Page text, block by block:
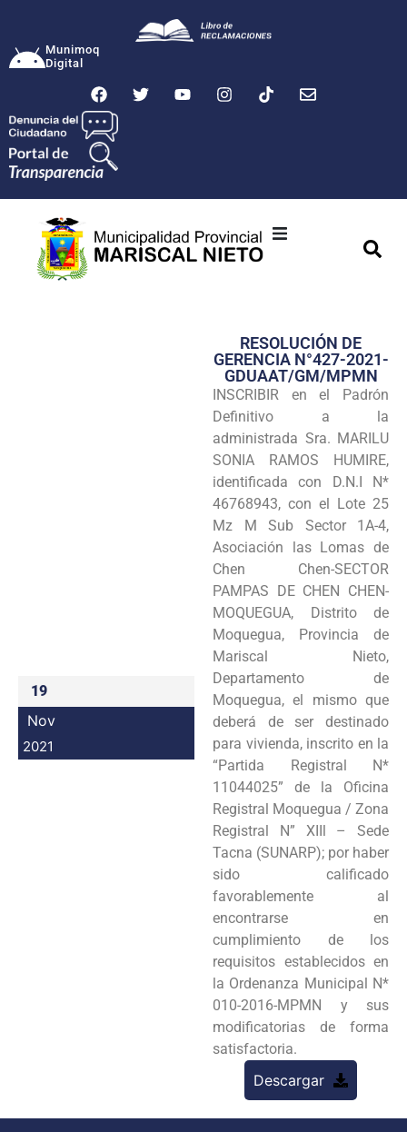
Munimoq
Digital
Transparencia
Seguridad
Programas
Intranet
19
Nov
2021
RESOLUCIÓN DE
GERENCIA N°427-2021-
GDUAAT/GM/MPMN
INSCRIBIR en el Padrón
Definitivo a la
administrada Sra. MARILU
SONIA RAMOS HUMIRE,
identificada con D.N.I N*
46768943, con el Lote 25
Mz M Sub Sector 1A-4,
Asociación las Lomas de
Chen Chen-SECTOR
PAMPAS DE CHEN CHEN-
MOQUEGUA, Distrito de
Moquegua, Provincia de
Mariscal Nieto,
Departamento de
Moquegua, el mismo que
deberá de ser destinado
para vivienda, inscrito en la
“Partida Registral N*
11044025” de la Oficina
Registral Moquegua / Zona
Registral N” XIIl – Sede
Tacna (SUNARP); por haber
sido calificado
favorablemente al
encontrarse en
cumplimiento de los
requisitos establecidos en
la Ordenanza Municipal N*
010-2016-MPMN y sus
modificatorias de forma
satisfactoria.
Descargar